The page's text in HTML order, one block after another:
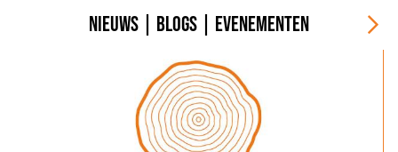
NIEUWS BLOGS EVENEMENTEN